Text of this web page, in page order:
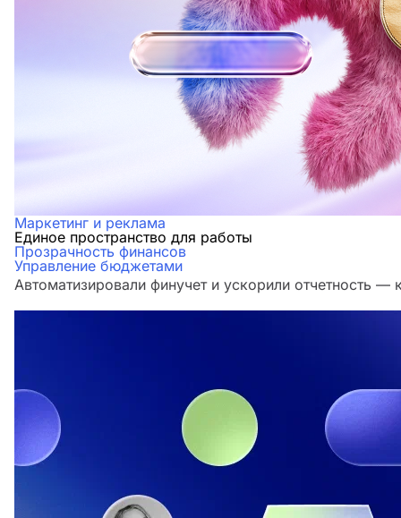
Маркетинг и реклама
Единое пространство для работы
Прозрачность финансов
Управление бюджетами
Автоматизировали финучет и ускорили отчетность —